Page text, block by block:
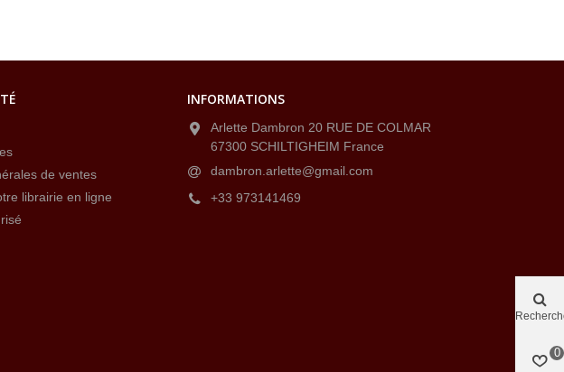
de ventes
librairie en ligne
INFORMATIONS
Arlette Dambron 20 RUE DE COLMAR
67300 SCHILTIGHEIM France
dambron.arlette@gmail.com
+33 973141469
0